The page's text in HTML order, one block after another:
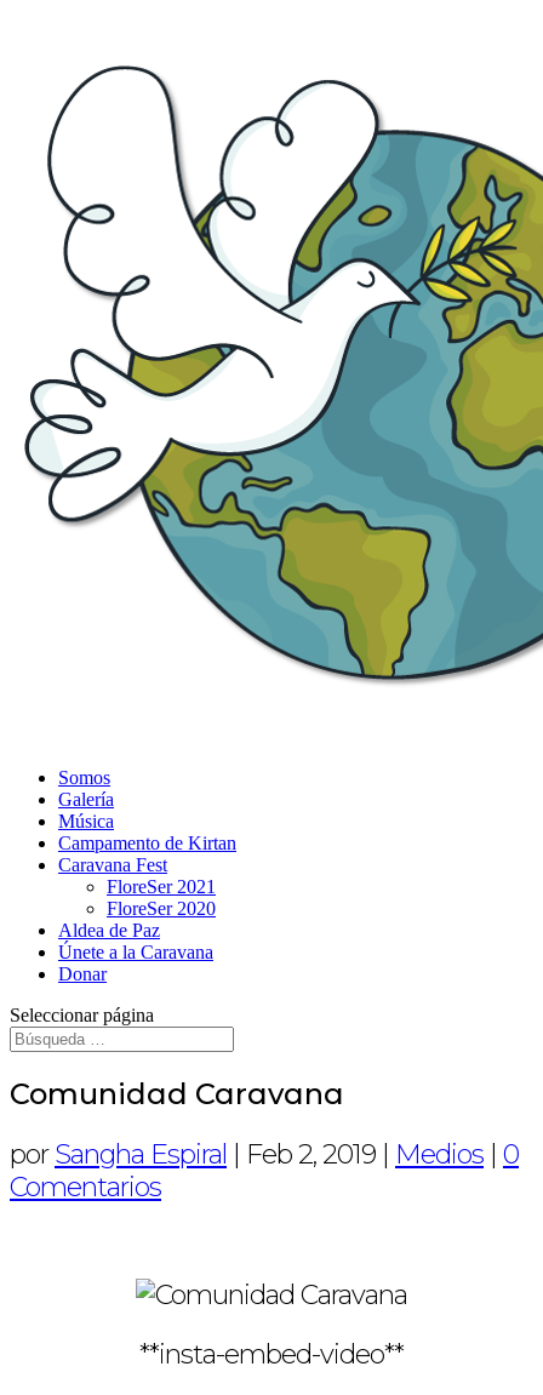
Somos
Galería
Música
Campamento de Kirtan
Caravana Fest
FloreSer 2021
FloreSer 2020
Aldea de Paz
Únete a la Caravana
Donar
Seleccionar página
Comunidad Caravana
porSangha Espiral | Feb 2, 2019 | Medios | 0
Comentarios
**insta-embed-video**